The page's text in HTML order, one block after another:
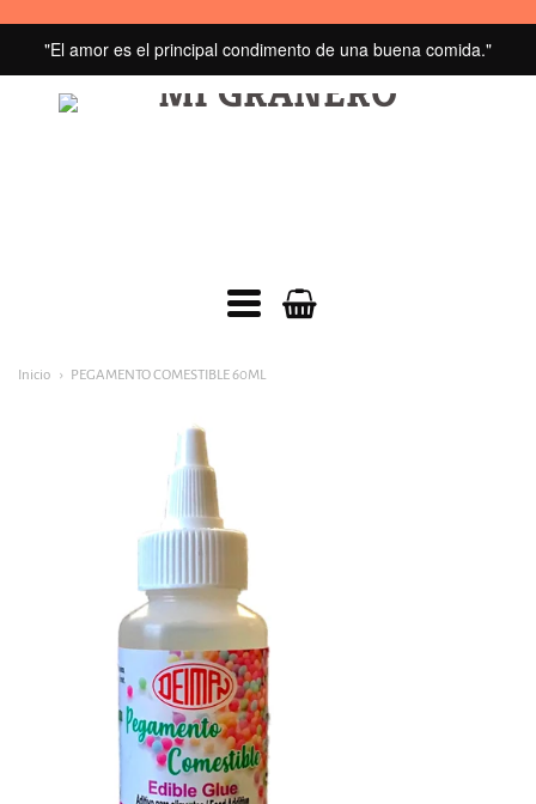
"El amor es el principal condimento de una buena comida."
MI
Menú
Inicio PEGAMENTO COMESTIBLE 60ML